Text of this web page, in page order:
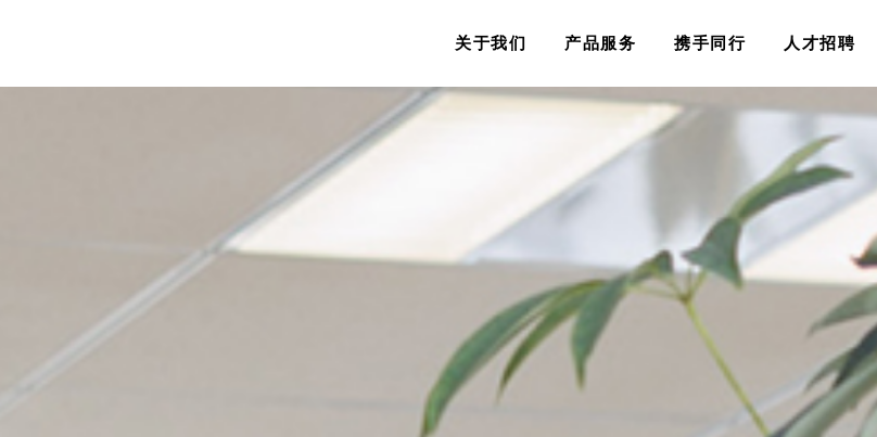
关于我们 产品服务 携手同行 人才招聘